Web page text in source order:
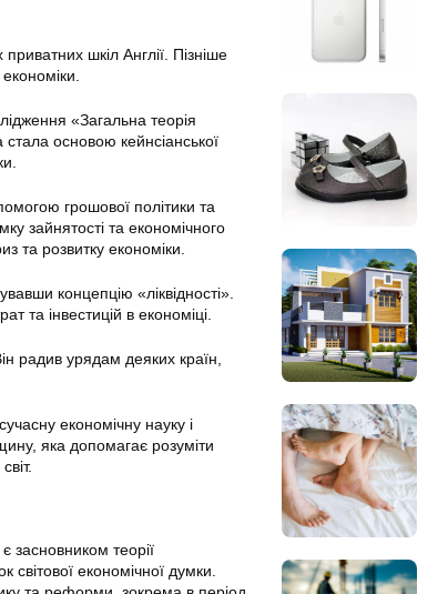
шкіл Англії. Пізніше
«Загальна теорія
основою кейнсіанської
грошової політики та
зайнятості та економічного
та розвитку економіки.
концепцію «ліквідності».
та інвестицій в економіці.
радив урядам деяких країн,
економічну науку і
яка допомагає розуміти
засновником теорії
світової економічної думки.